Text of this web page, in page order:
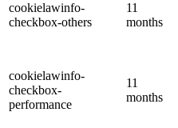
cookielawinfo-
checkbox-others
11
months
cookielawinfo-
checkbox-
performance
11
months